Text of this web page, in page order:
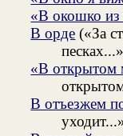
«В окошко
В орде («За
«В открытом
В отъезжем